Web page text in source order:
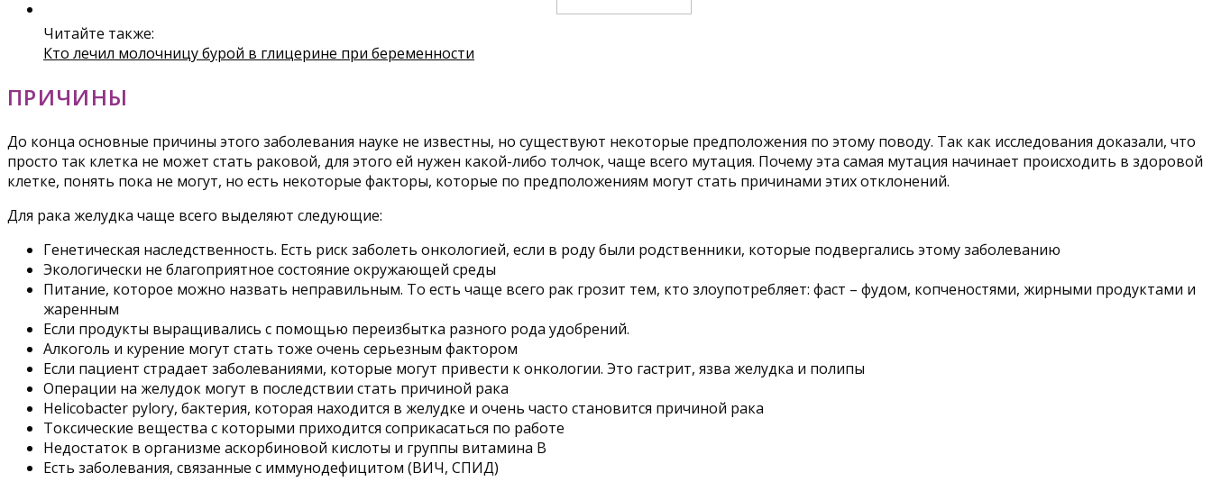
Читайте также:
Кто лечил молочницу бурой в глицерине при беременности
ПРИЧИНЫ
До конца основные причины этого заболевания науке не известны, но существуют некоторые предположения по этому поводу. Так как исследования доказали, что
просто так клетка не может стать раковой, для этого ей нужен какой-либо толчок, чаще всего мутация. Почему эта самая мутация начинает происходить в здоровой
клетке, понять пока не могут, но есть некоторые факторы, которые по предположениям могут стать причинами этих отклонений.
Для рака желудка чаще всего выделяют следующие:
Генетическая наследственность. Есть риск заболеть онкологией, если в роду были родственники, которые подвергались этому заболеванию
Экологически не благоприятное состояние окружающей среды
Питание, которое можно назвать неправильным. То есть чаще всего рак грозит тем, кто злоупотребляет: фаст – фудом, копченостями, жирными продуктами и
жаренным
Если продукты выращивались с помощью переизбытка разного рода удобрений.
Алкоголь и курение могут стать тоже очень серьезным фактором
Если пациент страдает заболеваниями, которые могут привести к онкологии. Это гастрит, язва желудка и полипы
Операции на желудок могут в последствии стать причиной рака
Helicobacter pylory, бактерия, которая находится в желудке и очень часто становится причиной рака
Токсические вещества с которыми приходится соприкасаться по работе
Недостаток в организме аскорбиновой кислоты и группы витамина В
Есть заболевания, связанные с иммунодефицитом (ВИЧ, СПИД)